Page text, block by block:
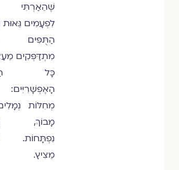
שֶׁהֵאַרְתִּי
לִפְעָמִים גֵּאוּת
הַתֻּפִּים
מִתְדַּפְּקִים
כָּל
הָאֶפְשָׁרִיִּים:
מְחִלּוֹת
מָבוֹךְ,
נִפְתָּחוֹת.
מֵצִיץ.